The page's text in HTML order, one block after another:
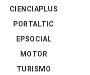
CIENCIAPLUS
PORTALTIC
EPSOCIAL
MOTOR
TURISMO